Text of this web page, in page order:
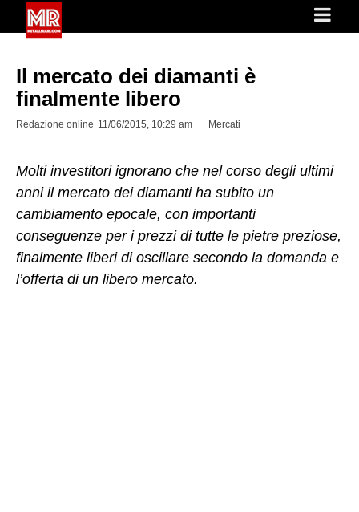
Il mercato dei diamanti è
finalmente libero
Redazione online 11/06/2015, 10:29 am Mercati
Molti investitori ignorano che nel corso degli ultimi
anni il mercato dei diamanti ha subito un
cambiamento epocale, con importanti
conseguenze per i prezzi di tutte le pietre preziose,
finalmente liberi di oscillare secondo la domanda e
l’offerta di un libero mercato.